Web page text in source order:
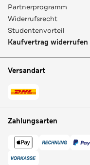
Partnerprogramm
Widerrufsrecht
Studentenvorteil
Kaufvertrag widerrufen
Versandart
Zahlungsarten